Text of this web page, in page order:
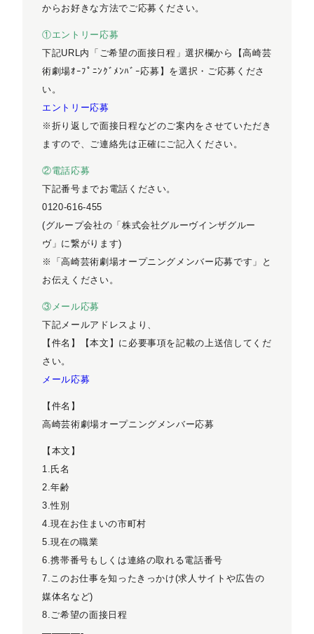
からお好きな方法でご応募ください。
①エントリー応募
下記URL内「ご希望の面接日程」選択欄から【高崎芸
術劇場ｵｰﾌﾟﾆﾝｸﾞﾒﾝﾊﾞｰ応募】を選択・ご応募くださ
い。
エントリー応募
※折り返しで面接日程などのご案内をさせていただき
ますので、ご連絡先は正確にご記入ください。
②電話応募
下記番号までお電話ください。
0120-616-455
(グループ会社の「株式会社グルーヴインザグルー
ヴ」に繋がります)
※「高崎芸術劇場オープニングメンバー応募です」と
お伝えください。
③メール応募
下記メールアドレスより、
【件名】【本文】に必要事項を記載の上送信してくだ
さい。
メール応募
【件名】
高崎芸術劇場オープニングメンバー応募
【本文】
1.氏名
2.年齢
3.性別
4.現在お住まいの市町村
5.現在の職業
6.携帯番号もしくは連絡の取れる電話番号
7.このお仕事を知ったきっかけ(求人サイトや広告の
媒体名など)
8.ご希望の面接日程